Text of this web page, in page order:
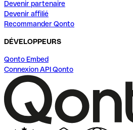
Devenir partenaire
Devenir affilié
Recommander Qonto
DÉVELOPPEURS
Qonto Embed
Connexion API Qonto